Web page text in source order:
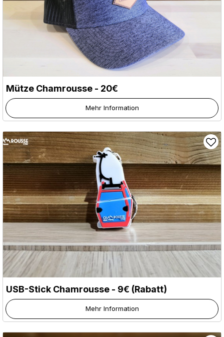
Mütze Chamrousse - 20€
Mehr Information
USB-Stick Chamrousse - 9€ (Rabatt)
Mehr Information